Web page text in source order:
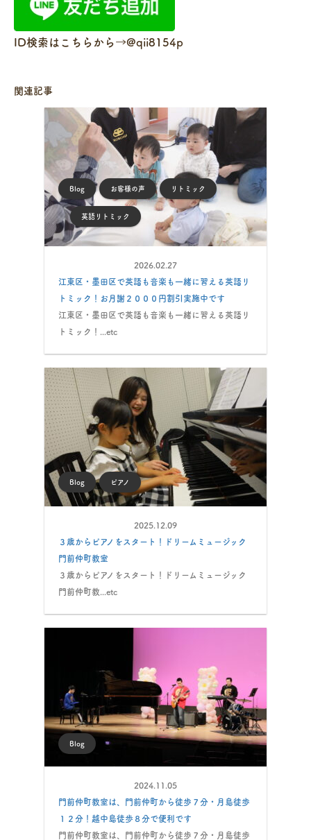
ID検索はこちらから→@qii8154p
関連記事
Blog お客様の声 リトミック
英語リトミック
2026.02.27
江東区・墨田区で英語も音楽も一緒に習える英語リ
トミック！お月謝２０００円割引実施中です
江東区・墨田区で英語も音楽も一緒に習える英語リ
トミック！...etc
Blog ピアノ
2025.12.09
３歳からピアノをスタート！ドリームミュージック
門前仲町教室
３歳からピアノをスタート！ドリームミュージック
門前仲町教...etc
Blog
2024.11.05
門前仲町教室は、門前仲町から徒歩７分・月島徒歩
１２分！越中島徒歩８分で便利です
門前仲町教室は、門前仲町から徒歩７分・月島徒歩